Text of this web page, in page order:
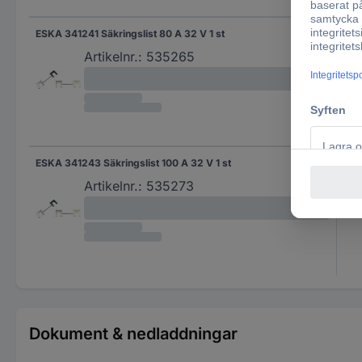
ESKA 341241 Säkringslist 80 A 32 V 1 st
Artikelnr.: 535265
80
ESKA 341243 Säkringslist 100 A 32 V 1 st
Artikelnr.: 535273
Dokument & nedladdningar